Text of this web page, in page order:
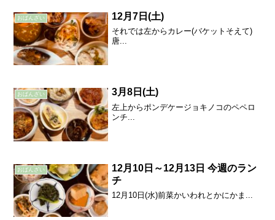
おばんざい 12月7日(土)
それでは左からカレー(バケットそえて)
唐...
おばんざい 3月8日(土)
左上からポンデケージョキノコのペペロ
ンチ...
おばんざい
12月10日～12月13日 今週のラン
チ
12月10日(水)前菜かいわれとかにかま...